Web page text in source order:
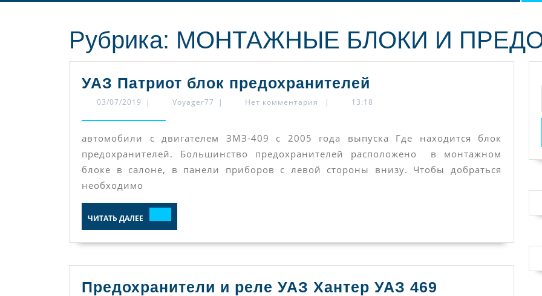
Рубрика: МОНТАЖНЫЕ БЛОКИ И
УАЗ Патриот блок предохранителей
Патриот
предохранителей
03/07/2019 03/07/2019
| Voyager77 Voyager77
| Нет комментария | 13:18
автомобили с двигателем ЗМЗ-409 с 2005 года выпуска Где находится блок
предохранителей. Большинство предохранителей расположено в монтажном
блоке в салоне, в панели приборов с левой стороны внизу. Чтобы добраться
необходимо
ЧИТАТЬ ДАЛЕЕ ДАЛЕЕ
Предохранители и реле УАЗ Хантер УАЗ 469